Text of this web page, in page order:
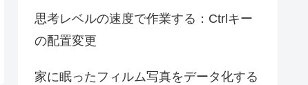
思考レベルの速度で作業する：Ctrlキー
の配置変更
家に眠ったフィルム写真をデータ化する